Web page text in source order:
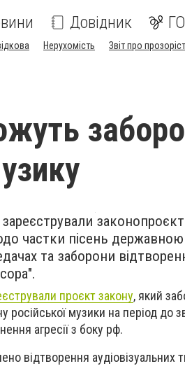
Довідник
Нерухомість Звіт про
зареєстрували
частки пісень
та заборони
проєкт закону, який
російської музики на період до
агресії з боку рф.
відтворення аудіовізуальних